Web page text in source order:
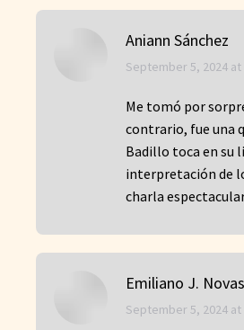
Aniann Sánchez
says:
September 5, 2024 at
Me tomó por
contrario, fue una
Badillo toca en su
interpretación de
charla
Emiliano J.
says:
September 5, 2024 at